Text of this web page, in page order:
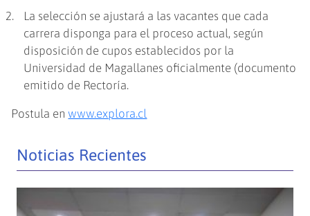
La selección se ajustará a las vacantes que cada
carrera disponga para el proceso actual, según
disposición de cupos establecidos por la
Universidad de Magallanes oficialmente (documento
emitido de Rectoría.
Postula enwww.explora.cl
Noticias Recientes